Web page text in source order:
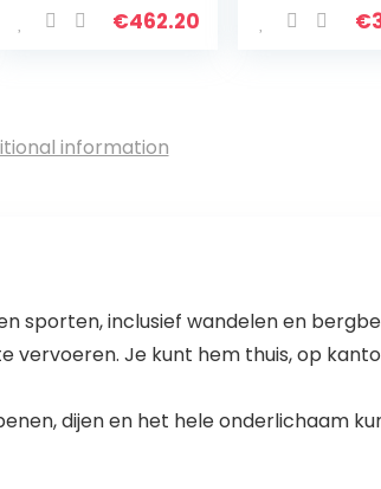
Mechanische
€462.20
Piek) 12
€
information
sporten, inclusief wandelen en
vervoeren. Je kunt hem thuis, op
dijen en het hele onderlichaam